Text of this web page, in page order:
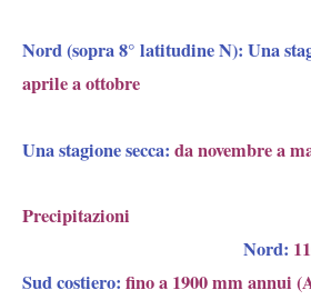
Nord (sopra 8° latitudine N): Una
aprile a ottobre
Una stagione secca: da novembre a
Precipitazioni
Nord:
Sud costiero: fino a 1900 mm annui